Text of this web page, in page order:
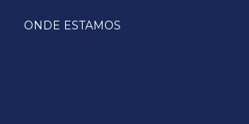
ONDE ESTAMOS